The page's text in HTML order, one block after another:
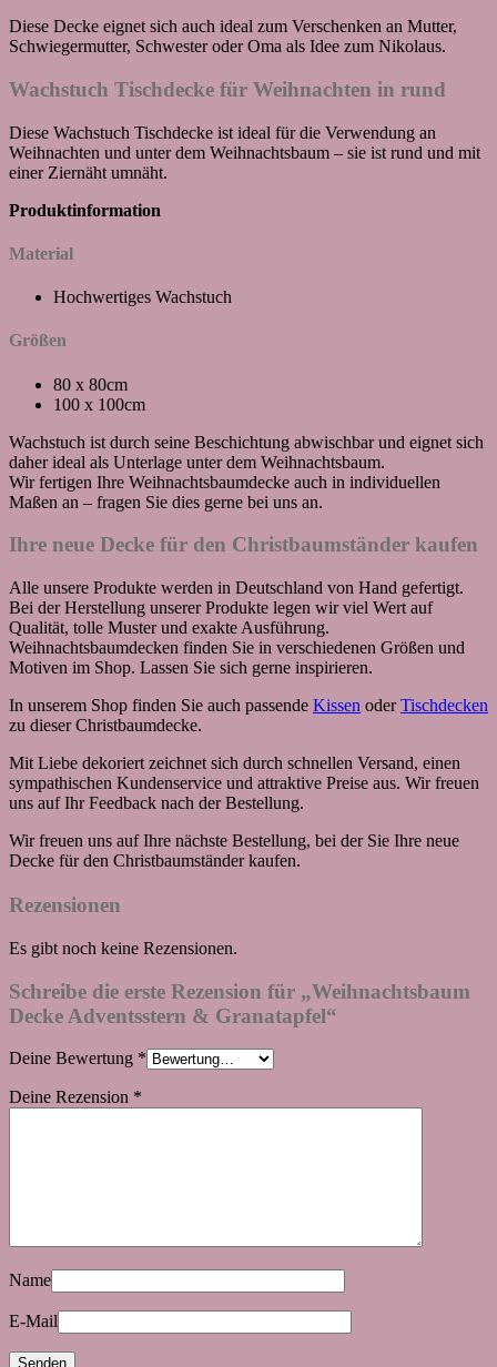
Diese Decke eignet sich auch ideal zum Verschenken an Mutter,
Schwiegermutter, Schwester oder Oma als Idee zum Nikolaus.
Wachstuch Tischdecke für Weihnachten in rund
Diese Wachstuch Tischdecke ist ideal für die Verwendung an
Weihnachten und unter dem Weihnachtsbaum – sie ist rund und mit
einer Ziernäht umnäht.
Produktinformation
Material
Hochwertiges Wachstuch
Größen
80 x 80cm
100 x 100cm
Wachstuch ist durch seine Beschichtung abwischbar und eignet sich
daher ideal als Unterlage unter dem Weihnachtsbaum.
Wir fertigen Ihre Weihnachtsbaumdecke auch in individuellen
Maßen an – fragen Sie dies gerne bei uns an.
Ihre neue Decke für den Christbaumständer kaufen
Alle unsere Produkte werden in Deutschland von Hand gefertigt.
Bei der Herstellung unserer Produkte legen wir viel Wert auf
Qualität, tolle Muster und exakte Ausführung.
Weihnachtsbaumdecken finden Sie in verschiedenen Größen und
Motiven im Shop. Lassen Sie sich gerne inspirieren.
In unserem Shop finden Sie auch passende Kissen oderTischdecken
zu dieser Christbaumdecke.
Mit Liebe dekoriert zeichnet sich durch schnellen Versand, einen
sympathischen Kundenservice und attraktive Preise aus. Wir freuen
uns auf Ihr Feedback nach der Bestellung.
Wir freuen uns auf Ihre nächste Bestellung, bei der Sie Ihre neue
Decke für den Christbaumständer kaufen.
Rezensionen
Es gibt noch keine Rezensionen.
Schreibe die erste Rezension für „Weihnachtsbaum
Decke Adventsstern & Granatapfel“
Deine Bewertung *
Deine Rezension *
Name
E-Mail